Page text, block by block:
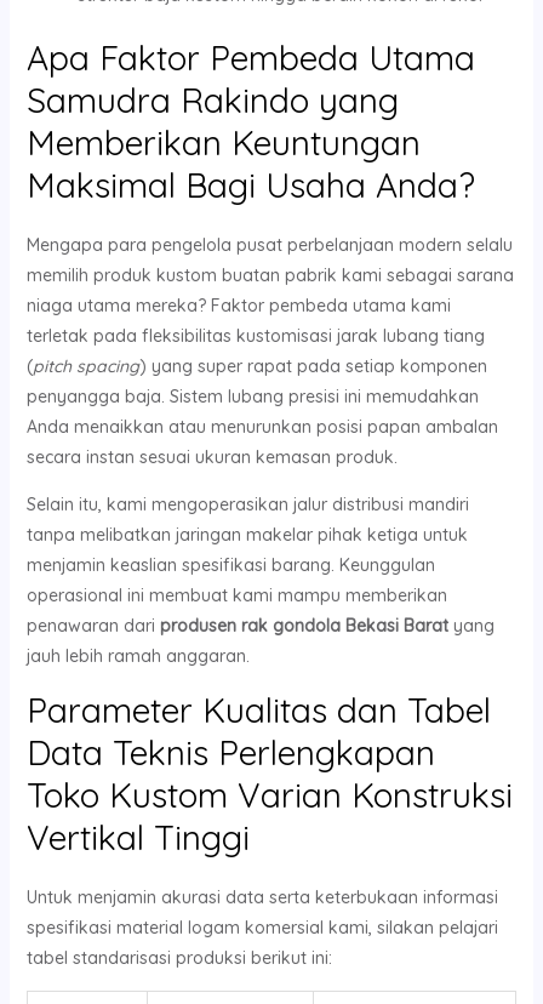
Apa Faktor Pembeda Utama
Samudra Rakindo yang
Memberikan Keuntungan
Maksimal Bagi Usaha Anda?
Mengapa para pengelola pusat perbelanjaan modern selalu
memilih produk kustom buatan pabrik kami sebagai sarana
niaga utama mereka? Faktor pembeda utama kami
terletak pada fleksibilitas kustomisasi jarak lubang tiang
(pitch spacing) yang super rapat pada setiap komponen
penyangga baja. Sistem lubang presisi ini memudahkan
Anda menaikkan atau menurunkan posisi papan ambalan
secara instan sesuai ukuran kemasan produk.
Selain itu, kami mengoperasikan jalur distribusi mandiri
tanpa melibatkan jaringan makelar pihak ketiga untuk
menjamin keaslian spesifikasi barang. Keunggulan
operasional ini membuat kami mampu memberikan
penawaran dari produsen rak gondola Bekasi Baratyang
jauh lebih ramah anggaran.
Parameter Kualitas dan Tabel
Data Teknis Perlengkapan
Toko Kustom Varian Konstruksi
Vertikal Tinggi
Untuk menjamin akurasi data serta keterbukaan informasi
spesifikasi material logam komersial kami, silakan pelajari
tabel standarisasi produksi berikut ini: